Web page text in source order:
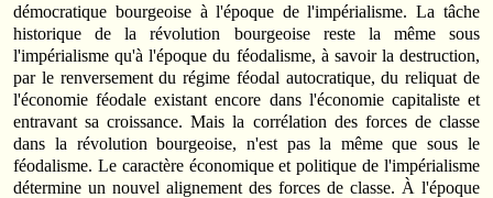
démocratique bourgeoise à l'époque de l'impérialisme. La tâche
historique de la révolution bourgeoise reste la même sous
l'impérialisme qu'à l'époque du féodalisme, à savoir la destruction,
par le renversement du régime féodal autocratique, du reliquat de
l'économie féodale existant encore dans l'économie capitaliste et
entravant sa croissance. Mais la corrélation des forces de classe
dans la révolution bourgeoise, n'est pas la même que sous le
féodalisme. Le caractère économique et politique de l'impérialisme
détermine un nouvel alignement des forces de classe. À l'époque